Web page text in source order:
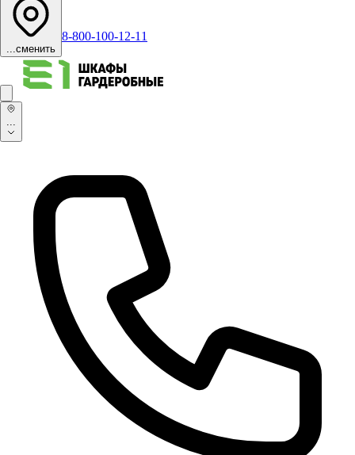
...сменить
8-800-100-12-11
...